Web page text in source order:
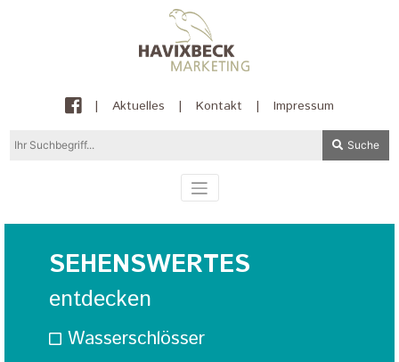
| Aktuelles | Kontakt | Impressum
Suche
SEHENSWERTES
entdecken
Wasserschlösser